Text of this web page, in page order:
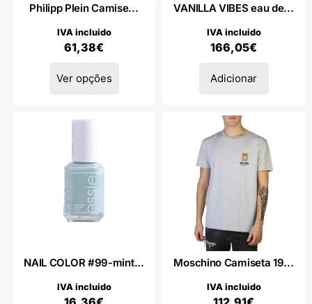
Philipp Plein Camise...
61,38€
IVA incluido
Ver opções
VANILLA VIBES eau de...
166,05€
IVA incluido
Adicionar
NAIL COLOR #99-mint...
IVA incluido
Moschino Camiseta 19...
IVA incluido